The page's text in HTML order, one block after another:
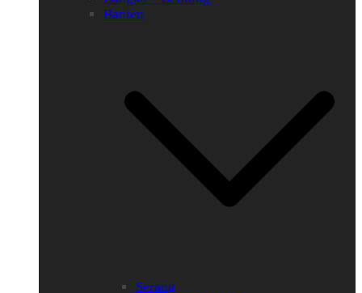
Banten
Serang